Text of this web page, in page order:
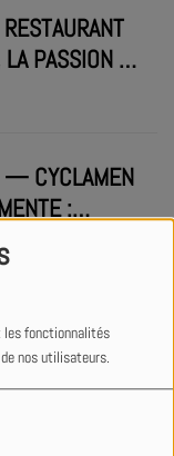
les fonctionnalités
nos utilisateurs.
PASSION DU
— CYCLAMEN
:
ET
LE
: LA
DES
DU